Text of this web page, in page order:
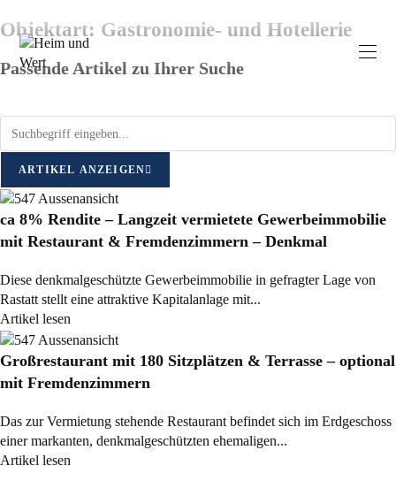
Objektart: Gastronomie- und Hotellerie
Passende Artikel zu Ihrer Suche
ARTIKEL ANZEIGEN
ca 8% Rendite – Langzeit vermietete Gewerbeimmobilie
mit Restaurant & Fremdenzimmern – Denkmal
Diese denkmalgeschützte Gewerbeimmobilie in gefragter Lage von
Rastatt stellt eine attraktive Kapitalanlage mit...
Artikel lesen
Großrestaurant mit 180 Sitzplätzen & Terrasse – optional
mit Fremdenzimmern
Das zur Vermietung stehende Restaurant befindet sich im Erdgeschoss
einer markanten, denkmalgeschützten ehemaligen...
Artikel lesen